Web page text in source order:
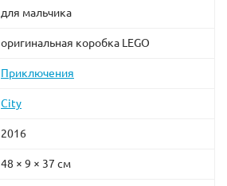
для мальчика
оригинальная коробка LEGO
Приключения
City
2016
48 × 9 × 37 см